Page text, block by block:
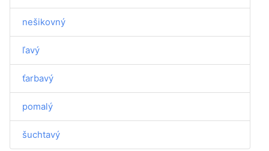
nešikovný
ľavý
ťarbavý
pomalý
šuchtavý